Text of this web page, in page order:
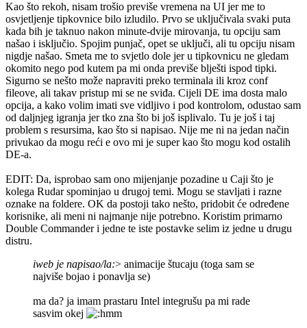
Kao što rekoh, nisam trošio previše vremena na UI jer me to
osvjetljenje tipkovnice bilo izludilo. Prvo se uključivala svaki puta
kada bih je taknuo nakon minute-dvije mirovanja, tu opciju sam
našao i isključio. Spojim punjač, opet se uključi, ali tu opciju nisam
nigdje našao. Smeta me to svjetlo dole jer u tipkovnicu ne gledam
okomito nego pod kutem pa mi onda previše blješti ispod tipki.
Sigurno se nešto može napraviti preko terminala ili kroz conf
fileove, ali takav pristup mi se ne sviđa. Cijeli DE ima dosta malo
opcija, a kako volim imati sve vidljivo i pod kontrolom, odustao sam
od daljnjeg igranja jer tko zna što bi još isplivalo. Tu je još i taj
problem s resursima, kao što si napisao. Nije me ni na jedan način
privukao da mogu reći e ovo mi je super kao što mogu kod ostalih
DE-a.
EDIT: Da, isprobao sam ono mijenjanje pozadine u Caji što je
kolega Rudar spominjao u drugoj temi. Mogu se stavljati i razne
oznake na foldere. OK da postoji tako nešto, pridobit će određene
korisnike, ali meni ni najmanje nije potrebno. Koristim primarno
Double Commander i jedne te iste postavke selim iz jedne u drugu
distru.
iweb je napisao/la:> animacije štucaju (toga sam se
najviše bojao i ponavlja se)
ma da? ja imam prastaru Intel integrušu pa mi rade
sasvim okej